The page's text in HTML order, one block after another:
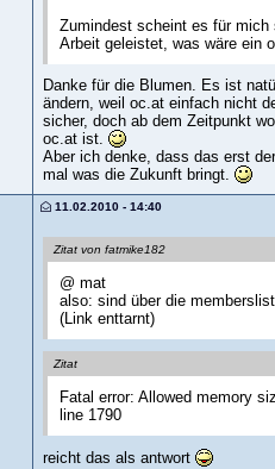
Zumindest scheint es für mich
Arbeit geleistet, was wäre ein
Danke für die Blumen. Es ist
ändern, weil oc.at einfach nicht
sicher, doch ab dem Zeitpunkt
oc.at ist.
Aber ich denke, dass das erst
mal was die Zukunft bringt.
11.02.2010 - 14:40
Zitat von fatmike182
@ mat
also: sind über die
(Link enttarnt)
Zitat
Fatal error: Allowed memory
line 1790
reicht das als antwort